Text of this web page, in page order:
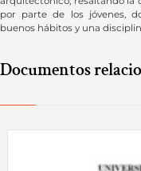
por parte de los jóvenes,
buenos hábitos y una
Documentos